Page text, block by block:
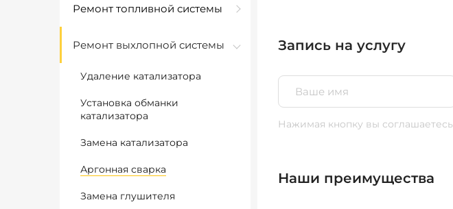
Ремонт топливной системы
Ремонт выхлопной системы
Удаление катализатора
Установка обманки
катализатора
Замена катализатора
Аргонная сварка
Замена глушителя
Запись на услугу
Нажимая кнопку вы соглашаетесь
Наши преимущества